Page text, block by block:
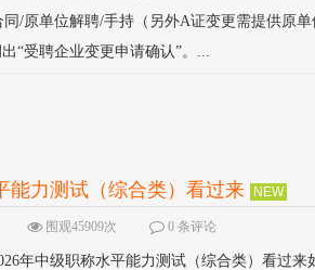
同/原单位解聘/手持（另外A证变更需提供原
“受聘企业变更申请确认”。...
能力测试（综合类）看过来 NEW
围观45909次 0 条评论
年中级职称水平能力测试（综合类）看过